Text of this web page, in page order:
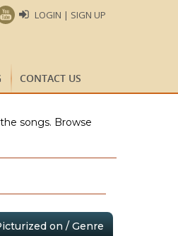
LOGIN | SIGN UP
CONTACT US
songs. Browse
on / Genre